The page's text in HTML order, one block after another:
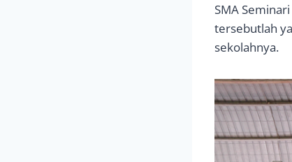
SMA
tersebutlah
sekolahnya.